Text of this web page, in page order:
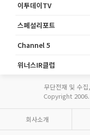
이투데이TV
스페셜리포트
Channel 5
위너스IR클럽
무단전재 및 수
Copyright 2006.
회사소개